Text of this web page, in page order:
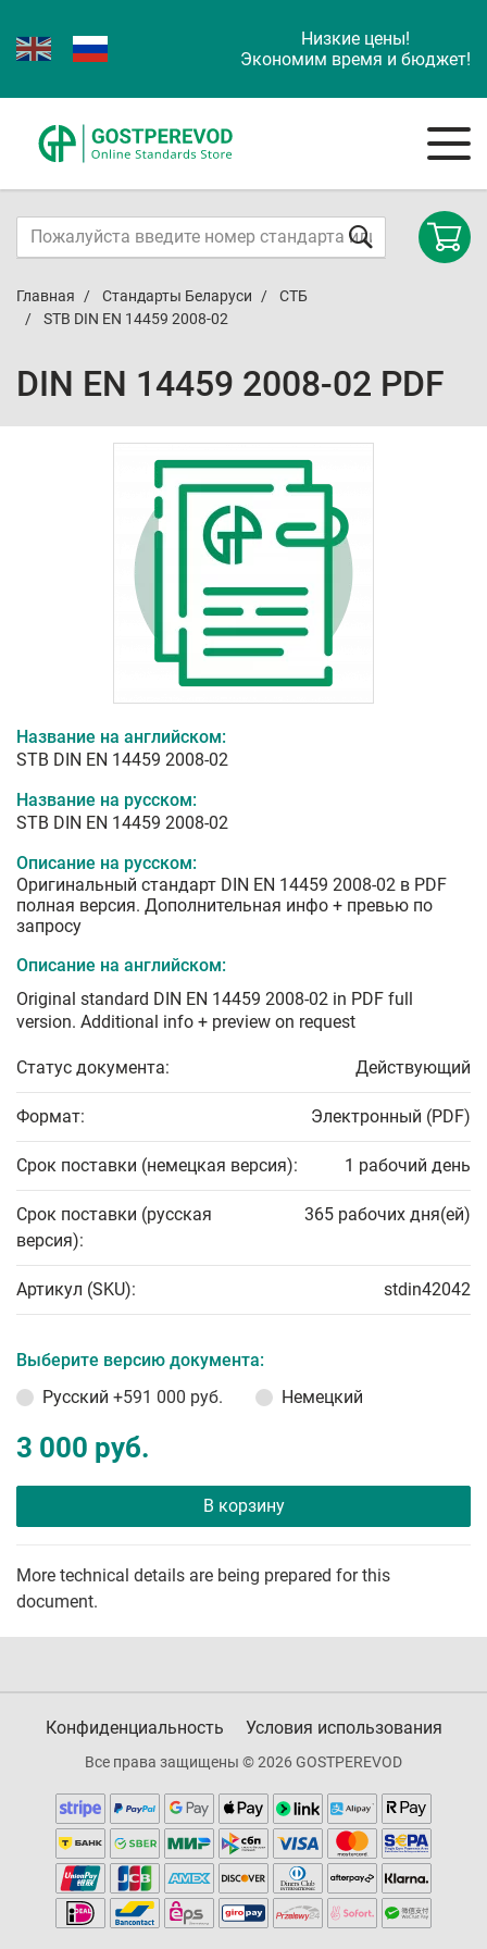
Низкие цены!
Экономим время и бюджет!
Главная Стандарты Беларуси
СТБ
STB DIN EN 14459 2008-02
DIN EN 14459 2008-02 PDF
Название на английском:
STB DIN EN 14459 2008-02
Название на русском:
STB DIN EN 14459 2008-02
Описание на русском:
Оригинальный стандарт DIN EN 14459 2008-02 в PDF
полная версия. Дополнительная инфо + превью по
запросу
Описание на английском:
Original standard DIN EN 14459 2008-02 in PDF full
version. Additional info + preview on request
Статус документа: Действующий
Формат: Электронный (PDF)
Срок поставки (немецкая версия): 1 рабочий день
Срок поставки (русская
версия):
365 рабочих дня(ей)
Артикул (SKU): stdin42042
Выберите версию документа:
Русский +591 000 руб. Немецкий
3 000 руб.
В корзину
More technical details are being prepared for this
document.
Конфиденциальность Условия использования
Все права защищены © 2026 GOSTPEREVOD